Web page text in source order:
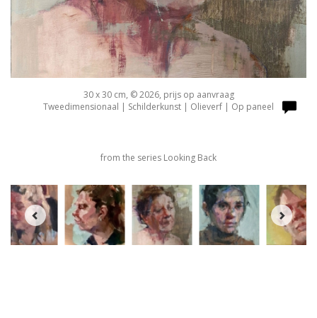
30 x 30 cm, © 2026, prijs op aanvraag
Tweedimensionaal | Schilderkunst | Olieverf | Op paneel
from the series Looking Back